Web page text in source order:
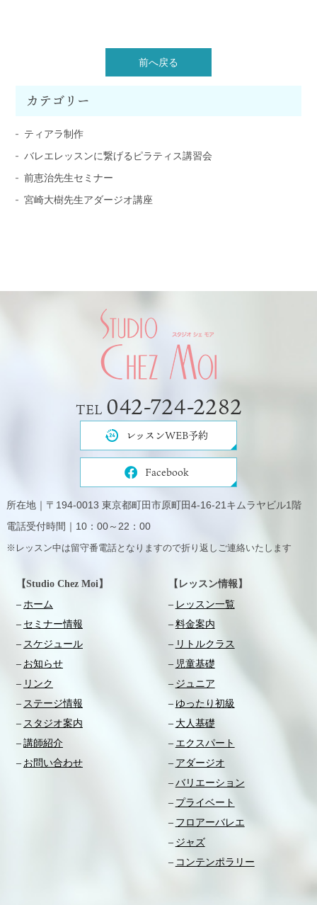
前へ戻る
カテゴリー
ティアラ制作
バレエレッスンに繋げるピラティス講習会
前恵治先生セミナー
宮崎大樹先生アダージオ講座
TEL 042-724-2282
レッスンWEB予約
Facebook
所在地｜〒194-0013 東京都町田市原町田4-16-21キムラヤビル1階
電話受付時間｜10：00～22：00
※レッスン中は留守番電話となりますので折り返しご連絡いたします
【Studio Chez Moi】
ホーム
セミナー情報
スケジュール
お知らせ
リンク
ステージ情報
スタジオ案内
講師紹介
お問い合わせ
【レッスン情報】
レッスン一覧
料金案内
リトルクラス
児童基礎
ジュニア
ゆったり初級
大人基礎
エクスパート
アダージオ
バリエーション
プライベート
フロアーバレエ
ジャズ
コンテンポラリー